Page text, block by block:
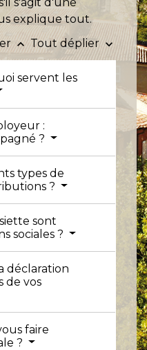
explique tout.
keyboard_arrow_up Tout déplierkeyboard_arrow_down
servent les
:
?
types de
?
sont
sociales ?
déclaration
de vos
faire
?